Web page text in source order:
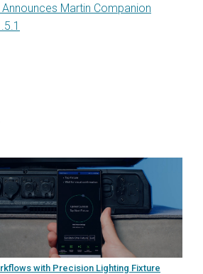
Martin Companion
with Precision Lighting Fixture